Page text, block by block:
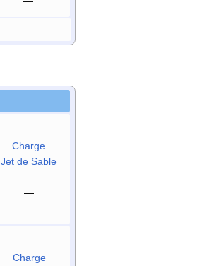
Charge
Jet de Sable
—
—
Charge